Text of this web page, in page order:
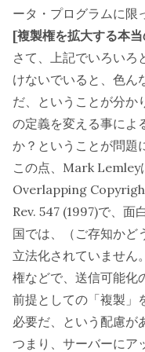
ータ・プログラムに限
[複製権を拡大する本
さて、上記でいろいろ
けないでいると、色ん
だ、ということが分か
の定義を変える事によ
か？ということが問題
この点、Mark Lemley
Overlapping
Rev. 547 (1997)で、面
国では、（ご存知かど
立法化されていません
権などで、送信可能化
前提としての「複製」
必要だ、という配慮が
つまり、サーバーにア